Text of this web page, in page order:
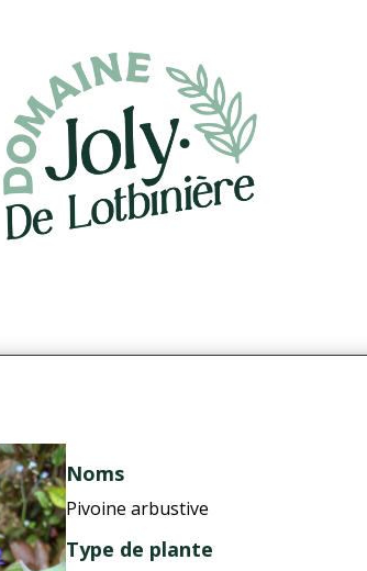
Noms
Pivoine arbustive
Type de plante